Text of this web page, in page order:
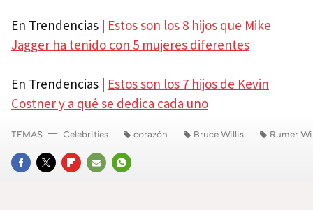
En Trendencias | Estos son los 8 hijos que Mike
Jagger ha tenido con 5 mujeres diferentes
En Trendencias | Estos son los 7 hijos de Kevin
Costner y a qué se dedica cada uno
FACEBOOK
TWITTERFLIPBOARD
E-
WHATSAPP
TEMAS Celebrities corazón Bruce Willis Rumer